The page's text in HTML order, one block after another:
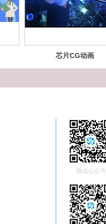
芯片CG动画
微信公众号